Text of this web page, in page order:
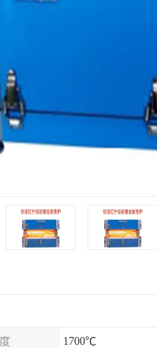
1700℃